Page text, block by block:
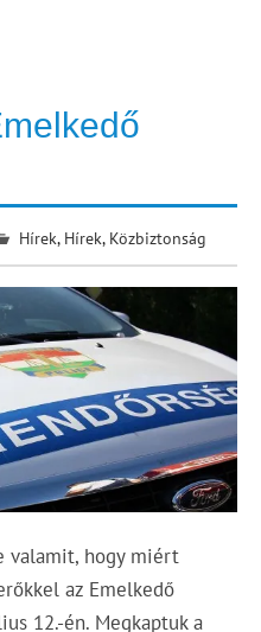
Hírek, Hírek, Közbiztonság
valamit, hogy miért
az Emelkedő
12.-én. Megkaptuk a